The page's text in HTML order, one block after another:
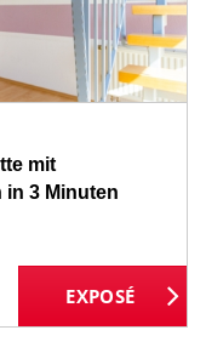
mit
in 3 Minuten